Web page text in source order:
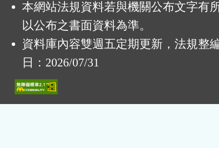
本網站法規資料若與機關公布文字有
以公布之書面資料為準。
資料庫內容雙週五定期更新，法規整
日：2026/07/31